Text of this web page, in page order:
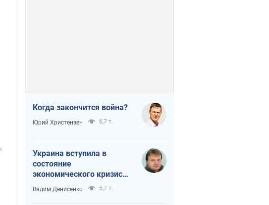
Когда закончится война?
Юрий Христензен 6,7 т.
Украина вступила в
состояние
экономического кризиса.
Есть ли свет в конце
туннеля?
Вадим Денисенко 5,7 т.